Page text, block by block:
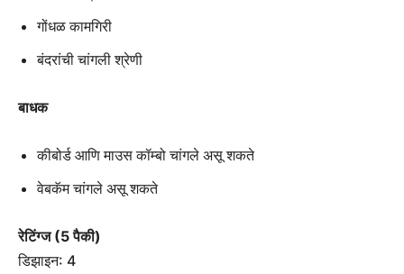
गोंधळ कामगिरी
बंदरांची चांगली श्रेणी
बाधक
कीबोर्ड आणि माउस कॉम्बो चांगले असू शकते
वेबकॅम चांगले असू शकते
रेटिंग्ज (5 पैकी)
डिझाइन: 4